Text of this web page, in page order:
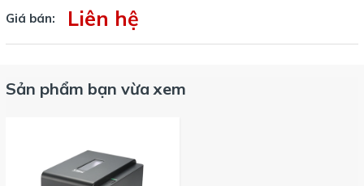
về chi phí mực.
c. Tốc Độ In Nhanh
giúp tăng cường hiệu quả công việc và đáp ứng nhu cầu in
ấn liên tục mà không làm giảm chất lượng bản in.
TSC TE300-300dpi
kiệm không gian làm việc. Máy dễ dàng vận hành với giao
Giá bán: Liên hệ
Sản phẩm bạn vừa xem